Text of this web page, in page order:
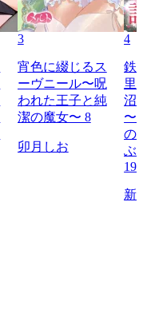
3
宵色に綴じるス
ーヴニール〜呪
われた王子と純
潔の魔女〜 8
卯月しお
4
鉄
里
沼
〜
の
ぶ
19
新